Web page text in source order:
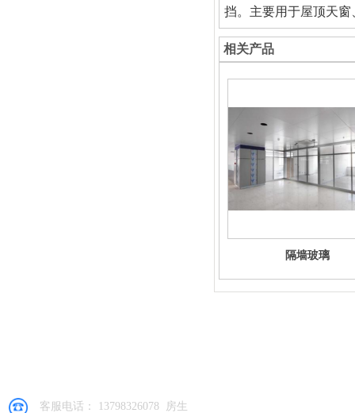
挡。主要用于屋顶天窗
相关产品
隔墙玻璃
客服电话： 13798326078 房生